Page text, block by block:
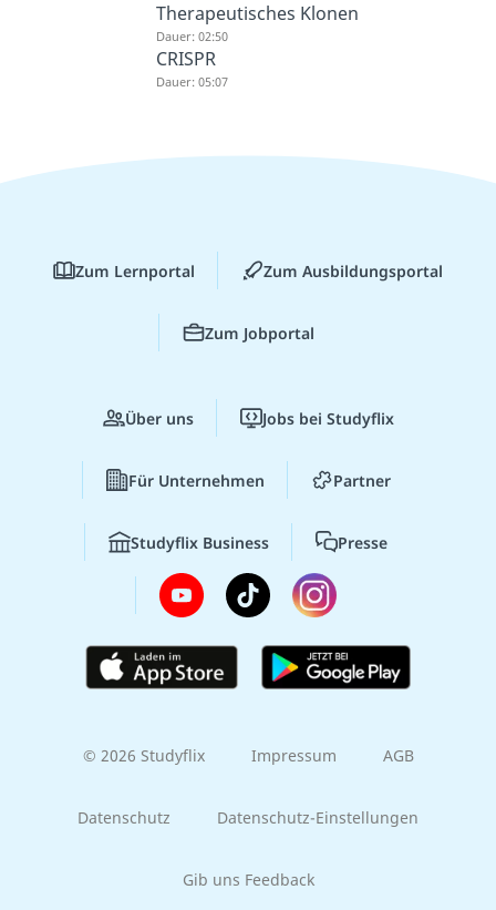
Therapeutisches Klonen
Dauer: 02:50
CRISPR
Dauer: 05:07
Zum Lernportal Zum Ausbildungsportal
Zum Jobportal
Über uns Jobs bei Studyflix
Für Unternehmen Partner
Studyflix Business Presse
© 2026 Studyflix Impressum AGB
Datenschutz Datenschutz-Einstellungen
Gib uns Feedback